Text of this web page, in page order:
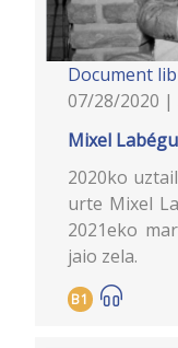
Document
07/28/2020 |
Mixel
2020ko
urte Mixel
2021eko
jaio zela.
B1